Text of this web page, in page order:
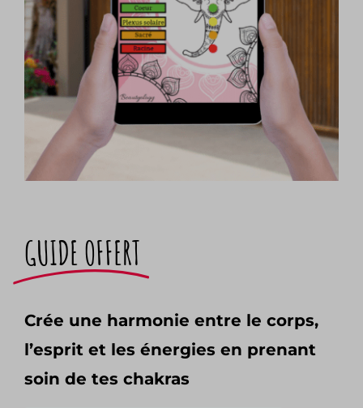
GUIDE OFFERT
Crée une harmonie entre le corps,
l’esprit et les énergies en prenant
soin de tes chakras